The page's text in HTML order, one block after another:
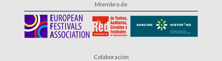
Miembro de
Colaboración